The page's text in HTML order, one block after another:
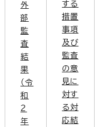
外
部
監
査
結
果
（令
和
2
年
する
措置
事項
及び
監査
の意
見に
対す
る対
応結